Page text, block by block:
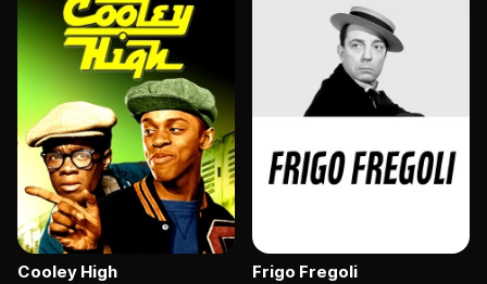
Cooley High Frigo Fregoli